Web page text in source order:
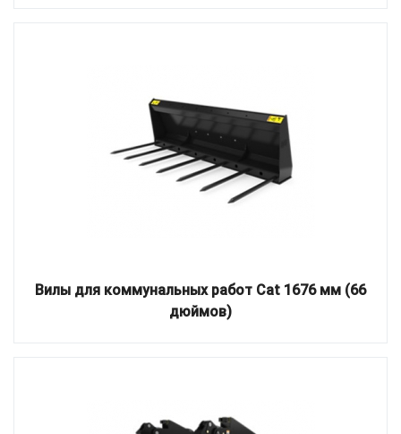
Вилы для коммунальных работ Cat 1676 мм (66
дюймов)